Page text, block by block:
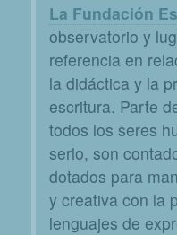
La Fundación
observatorio y
referencia en
la didáctica y la
escritura. Parte
todos los seres
serlo, son
dotados para
y creativa con la
lenguajes de